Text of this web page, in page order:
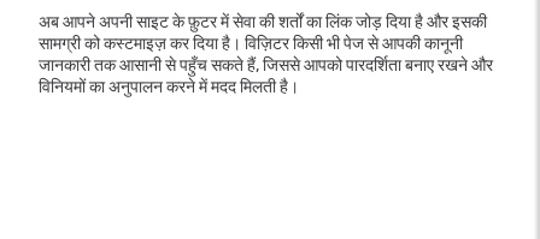
अब आपने अपनी साइट के फ़ुटर में सेवा की शर्तों का लिंक जोड़ दिया है और इसकी
सामग्री को कस्टमाइज़ कर दिया है। विज़िटर किसी भी पेज से आपकी कानूनी
जानकारी तक आसानी से पहुँच सकते हैं, जिससे आपको पारदर्शिता बनाए रखने और
विनियमों का अनुपालन करने में मदद मिलती है।